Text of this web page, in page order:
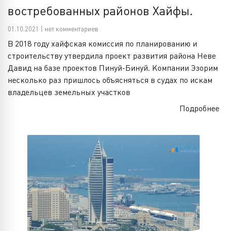
востребованных районов Хайфы.
01.10.2021 | нет комментариев
В 2018 году хайфская комиссия по планированию и
строительству утвердила проект развития района Неве
Давид на базе проектов Пинуй-Бинуй. Компании Эзорим
несколько раз пришлось объясняться в судах по искам
владельцев земельных участков
Подробнее